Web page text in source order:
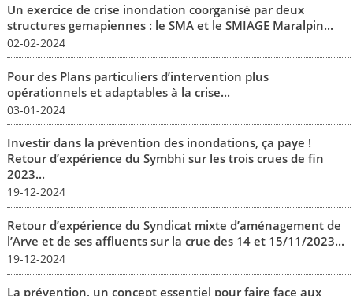
Un exercice de crise inondation coorganisé par deux
structures gemapiennes : le SMA et le SMIAGE Maralpin...
02-02-2024
Pour des Plans particuliers d’intervention plus
opérationnels et adaptables à la crise...
03-01-2024
Investir dans la prévention des inondations, ça paye !
Retour d’expérience du Symbhi sur les trois crues de fin
2023...
19-12-2024
Retour d’expérience du Syndicat mixte d’aménagement de
l’Arve et de ses affluents sur la crue des 14 et 15/11/2023...
19-12-2024
La prévention, un concept essentiel pour faire face aux